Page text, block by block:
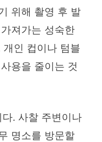
위해 촬영 후 발
져가는 성숙한
인 컵이나 텀블
용을 줄이는 것
다. 사찰 주변이나
명소를 방문할